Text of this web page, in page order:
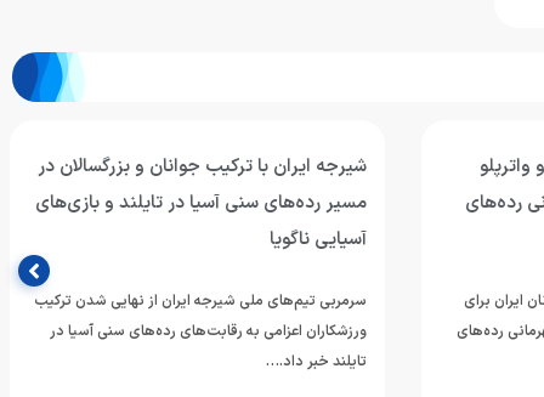
رده‌های
ایران برای
رده‌های
شیرجه ایران با ترکیب جوانان و بزرگسالان در
مسیر رده‌های سنی آسیا در تایلند و بازی‌های
آسیایی ناگویا
سرمربی تیم‌های ملی شیرجه ایران از نهایی شدن ترکیب
ورزشکاران اعزامی به رقابت‌های رده‌های سنی آسیا در
تایلند خبر داد.…